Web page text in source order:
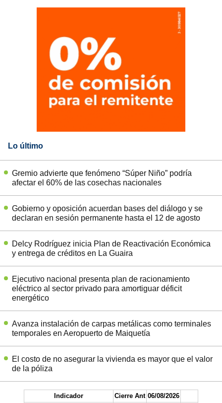
Lo último
Gremio advierte que fenómeno “Súper Niño” podría
afectar el 60% de las cosechas nacionales
Gobierno y oposición acuerdan bases del diálogo y se
declaran en sesión permanente hasta el 12 de agosto
Delcy Rodríguez inicia Plan de Reactivación Económica
y entrega de créditos en La Guaira
Ejecutivo nacional presenta plan de racionamiento
eléctrico al sector privado para amortiguar déficit
energético
Avanza instalación de carpas metálicas como terminales
temporales en Aeropuerto de Maiquetía
El costo de no asegurar la vivienda es mayor que el valor
de la póliza
Indicador Cierre Ant 06/08/2026